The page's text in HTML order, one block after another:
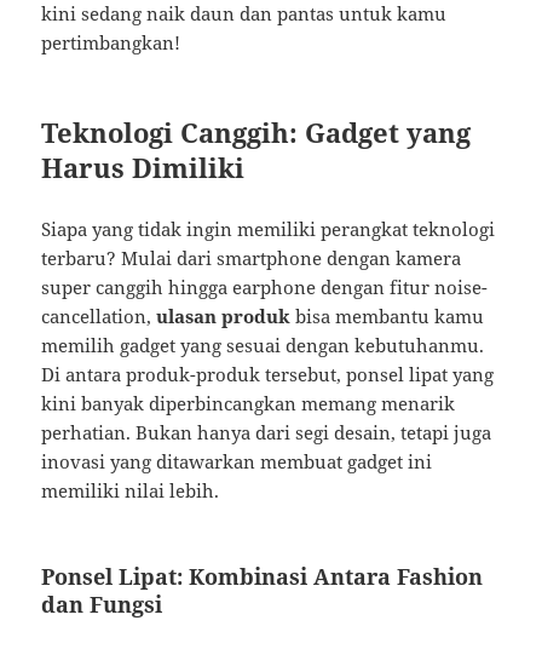
kini sedang naik daun dan pantas untuk kamu
pertimbangkan!
Teknologi Canggih: Gadget yang
Harus Dimiliki
Siapa yang tidak ingin memiliki perangkat teknologi
terbaru? Mulai dari smartphone dengan kamera
super canggih hingga earphone dengan fitur noise-
cancellation,ulasan produk bisa membantu kamu
memilih gadget yang sesuai dengan kebutuhanmu.
Di antara produk-produk tersebut, ponsel lipat yang
kini banyak diperbincangkan memang menarik
perhatian. Bukan hanya dari segi desain, tetapi juga
inovasi yang ditawarkan membuat gadget ini
memiliki nilai lebih.
Ponsel Lipat: Kombinasi Antara Fashion
dan Fungsi